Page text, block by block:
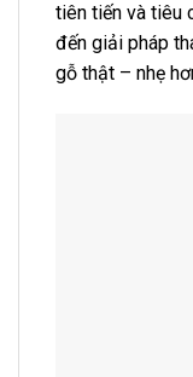
tiên tiến và tiêu
đến giải pháp
gỗ thật – nhẹ